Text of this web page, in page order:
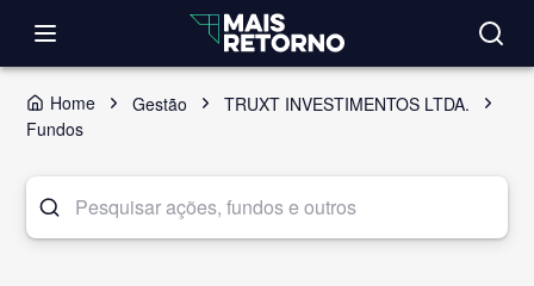
Home Gestão
TRUXT INVESTIMENTOS LTDA.
Fundos